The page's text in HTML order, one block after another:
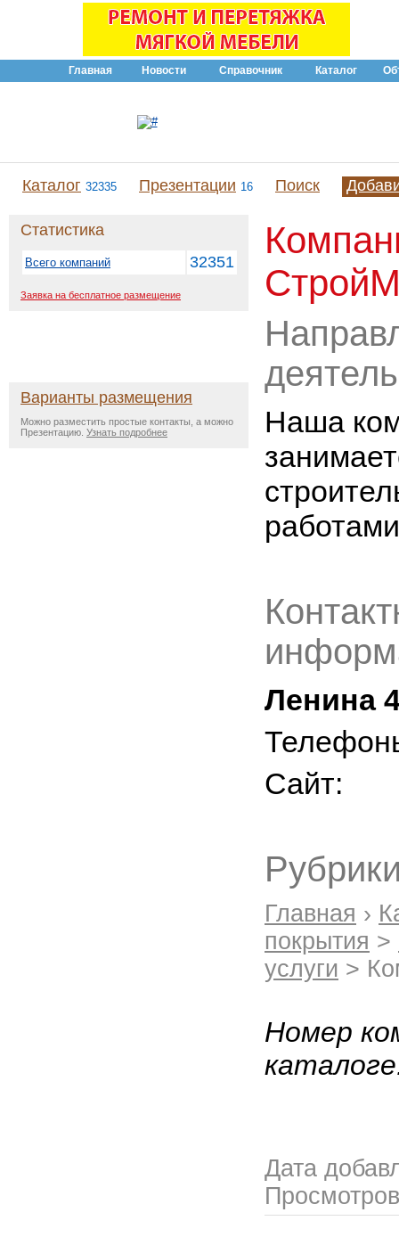
Главная Новости Справочник Каталог
Каталог 32335 Презентации 16 Поиск
Статистика
Всего компаний 32351
Заявка на бесплатное размещение
Варианты размещения
Можно разместить простые контакты, а можно
Презентацию. Узнать подробнее
Наша
Ленина
Сайт:
Главная ›
покрытия >
услуги >
Номер
Дата